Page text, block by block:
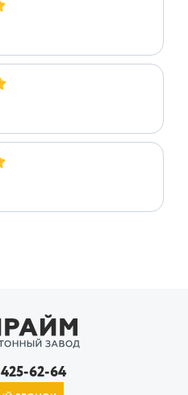
425-62-64